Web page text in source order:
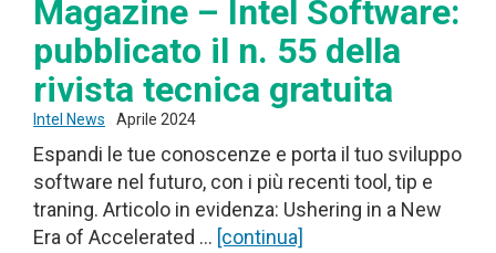
Magazine – Intel Software:
pubblicato il n. 55 della
rivista tecnica gratuita
Intel News Aprile 2024
Espandi le tue conoscenze e porta il tuo sviluppo
software nel futuro, con i più recenti tool, tip e
traning. Articolo in evidenza: Ushering in a New
Era of Accelerated … [continua]